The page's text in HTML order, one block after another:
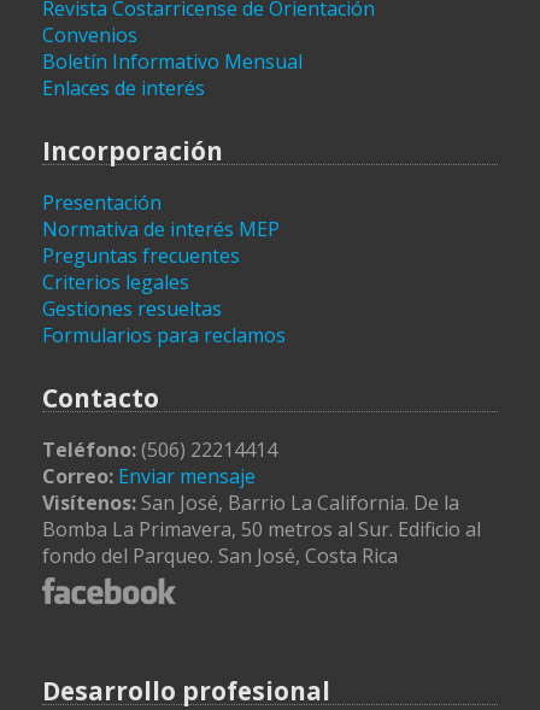
Revista Costarricense de Orientación
Convenios
Boletín Informativo Mensual
Enlaces de interés
Incorporación
Presentación
Normativa de interés MEP
Preguntas frecuentes
Criterios legales
Gestiones resueltas
Formularios para reclamos
Contacto
Teléfono:(506) 22214414
Correo: Enviar mensaje
Visítenos: San José, Barrio La California. De la
Bomba La Primavera, 50 metros al Sur. Edificio al
fondo del Parqueo. San José, Costa Rica
Desarrollo profesional